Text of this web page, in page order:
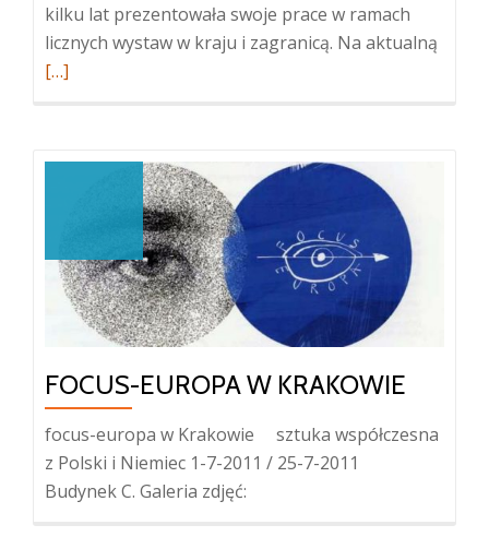
kilku lat prezentowała swoje prace w ramach
licznych wystaw w kraju i zagranicą. Na aktualną
[…]
FOCUS-EUROPA W KRAKOWIE
focus-europa w Krakowie sztuka współczesna
z Polski i Niemiec 1-7-2011 / 25-7-2011
Budynek C. Galeria zdjęć: